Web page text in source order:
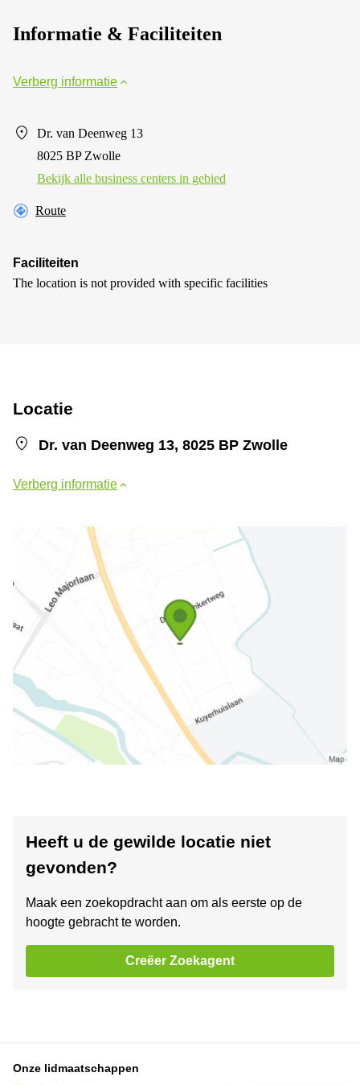
Informatie & Faciliteiten
Verberg informatie
Dr. van Deenweg 13
8025 BP Zwolle
Bekijk alle business centers in gebied
Route
Faciliteiten
The location is not provided with specific facilities
Locatie
Dr. van Deenweg 13, 8025 BP Zwolle
Verberg informatie
Heeft u de gewilde locatie niet
gevonden?
Maak een zoekopdracht aan om als eerste op de
hoogte gebracht te worden.
Creëer Zoekagent
Onze lidmaatschappen